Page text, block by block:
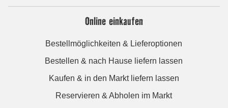
Online einkaufen
Bestellmöglichkeiten & Lieferoptionen
Bestellen & nach Hause liefern lassen
Kaufen & in den Markt liefern lassen
Reservieren & Abholen im Markt